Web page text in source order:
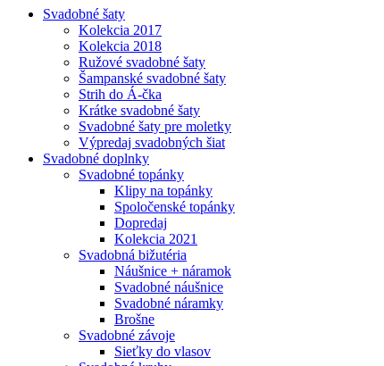
Svadobné šaty
Kolekcia 2017
Kolekcia 2018
Ružové svadobné šaty
Šampanské svadobné šaty
Strih do Á-čka
Krátke svadobné šaty
Svadobné šaty pre moletky
Výpredaj svadobných šiat
Svadobné doplnky
Svadobné topánky
Klipy na topánky
Spoločenské topánky
Dopredaj
Kolekcia 2021
Svadobná bižutéria
Náušnice + náramok
Svadobné náušnice
Svadobné náramky
Brošne
Svadobné závoje
Sieťky do vlasov